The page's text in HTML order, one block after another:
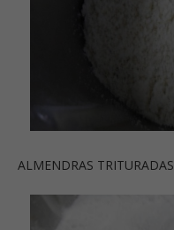
ALMENDRAS TRITURADAS